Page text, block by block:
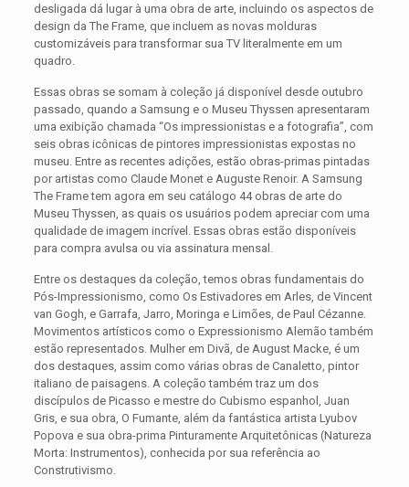
desligada dá lugar à uma obra de arte, incluindo os aspectos de
design da The Frame, que incluem as novas molduras
customizáveis para transformar sua TV literalmente em um
quadro.
Essas obras se somam à coleção já disponível desde outubro
passado, quando a Samsung e o Museu Thyssen apresentaram
uma exibição chamada “Os impressionistas e a fotografia”, com
seis obras icônicas de pintores impressionistas expostas no
museu. Entre as recentes adições, estão obras-primas pintadas
por artistas como Claude Monet e Auguste Renoir. A Samsung
The Frame tem agora em seu catálogo 44 obras de arte do
Museu Thyssen, as quais os usuários podem apreciar com uma
qualidade de imagem incrível. Essas obras estão disponíveis
para compra avulsa ou via assinatura mensal.
Entre os destaques da coleção, temos obras fundamentais do
Pós-Impressionismo, como Os Estivadores em Arles, de Vincent
van Gogh, e Garrafa, Jarro, Moringa e Limões, de Paul Cézanne.
Movimentos artísticos como o Expressionismo Alemão também
estão representados. Mulher em Divã, de August Macke, é um
dos destaques, assim como várias obras de Canaletto, pintor
italiano de paisagens. A coleção também traz um dos
discípulos de Picasso e mestre do Cubismo espanhol, Juan
Gris, e sua obra, O Fumante, além da fantástica artista Lyubov
Popova e sua obra-prima Pinturamente Arquitetônicas (Natureza
Morta: Instrumentos), conhecida por sua referência ao
Construtivismo.